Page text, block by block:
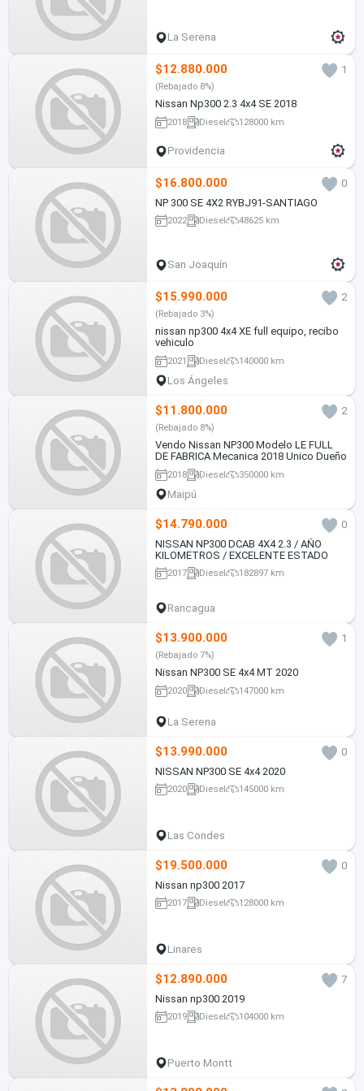
La Serena
$12.880.000 1
(Rebajado 8%)
Nissan Np300 2.3 4x4 SE 2018
2018 Diesel 128000 km
Providencia
$16.800.000
0
NP 300 SE 4X2 RYBJ91-SANTIAGO
2022 Diesel 48625 km
San Joaquín
$15.990.000 2
(Rebajado 3%)
nissan np300 4x4 XE full equipo, recibo
vehiculo
2021 Diesel 140000 km
Los Ángeles
$11.800.000 2
(Rebajado 8%)
Vendo Nissan NP300 Modelo LE FULL
DE FABRICA Mecanica 2018 Unico Dueño
2018 Diesel 350000 km
Maipú
$14.790.000
0
NISSAN NP300 DCAB 4X4 2.3 / AÑO
KILOMETROS / EXCELENTE ESTADO
2017 Diesel 182897 km
Rancagua
$13.900.000 1
(Rebajado 7%)
Nissan NP300 SE 4x4 MT 2020
2020 Diesel 147000 km
La Serena
$13.990.000
0
NISSAN NP300 SE 4x4 2020
2020 Diesel 145000 km
Las Condes
$19.500.000
0
Nissan np300 2017
2017 Diesel 128000 km
Linares
$12.890.000
7
Nissan np300 2019
2019 Diesel 104000 km
Puerto Montt